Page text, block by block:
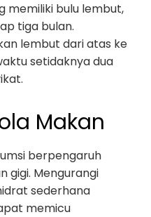
memiliki bulu lembut,
tiga bulan.
lembut dari atas ke
setidaknya dua
Makan
berpengaruh
gigi. Mengurangi
sederhana
memicu